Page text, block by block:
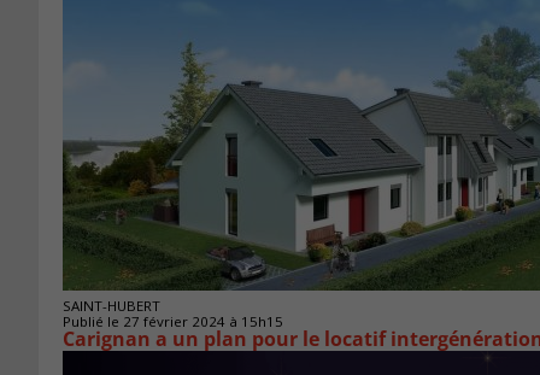
SAINT-HUBERT
Publié le 27 février 2024 à 15h15
Carignan a un plan pour le locatif